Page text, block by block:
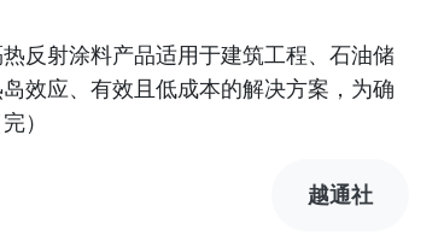
反射涂料产品适用于建筑工程、石油储
效应、有效且低成本的解决方案，为确
）
越通社